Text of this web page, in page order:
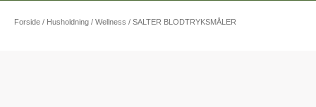
Forside / Husholdning / Wellness / SALTER BLODTRYKSMÅLER